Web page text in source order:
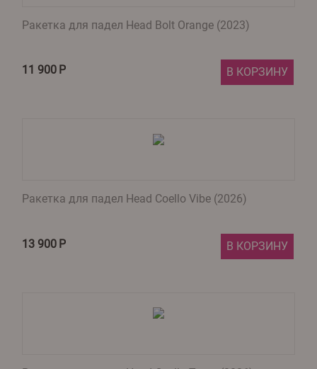
Ракетка для падел Head Bolt Orange (2023)
11 900 Р В КОРЗИНУ
Ракетка для падел Head Coello Vibe (2026)
13 900 Р В КОРЗИНУ